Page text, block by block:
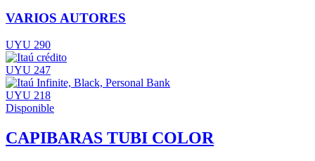
VARIOS AUTORES
UYU 290
UYU 247
UYU 218
Disponible
CAPIBARAS TUBI COLOR